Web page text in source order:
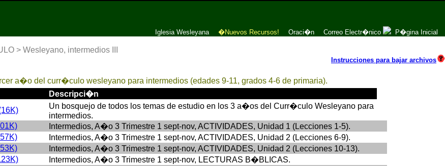
Iglesia Wesleyana �Nuevos Recursos! Oraci�n Correo Electr�nico P�gina Inicial
> Wesleyano, intermedios III
Instrucciones para bajar archivos
a�o del curr�culo wesleyano para intermedios (edades 9-11, grados 4-6 de primaria).
Descripci�n
Un bosquejo de todos los temas de estudio en los 3 a�os del Curr�culo Wesleyano para
intermedios.
Intermedios, A�o 3 Trimestre 1 sept-nov, ACTIVIDADES, Unidad 1 (Lecciones 1-5).
Intermedios, A�o 3 Trimestre 1 sept-nov, ACTIVIDADES, Unidad 2 (Lecciones 6-9).
Intermedios, A�o 3 Trimestre 1 sept-nov, ACTIVIDADES, Unidad 2 (Lecciones 10-13).
Intermedios, A�o 3 Trimestre 1 sept-nov, LECTURAS B�BLICAS.